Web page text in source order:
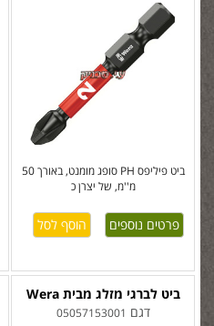
ביט פיליפס PH סופג מומנט, באורך 50
מ''מ, של יצרן כ
פרטים נוספים
ביט לברגי מזלג מבית Wera
דגם 05057153001